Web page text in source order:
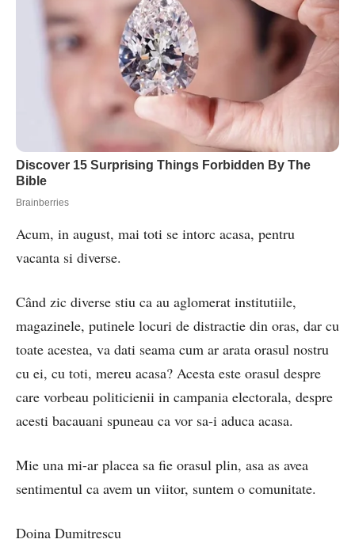
Acum, in august, mai toti se intorc acasa, pentru
vacanta si diverse.
Când zic diverse stiu ca au aglomerat institutiile,
magazinele, putinele locuri de distractie din oras, dar cu
toate acestea, va dati seama cum ar arata orasul nostru
cu ei, cu toti, mereu acasa? Acesta este orasul despre
care vorbeau politicienii in campania electorala, despre
acesti bacauani spuneau ca vor sa-i aduca acasa.
Mie una mi-ar placea sa fie orasul plin, asa as avea
sentimentul ca avem un viitor, suntem o comunitate.
Doina Dumitrescu